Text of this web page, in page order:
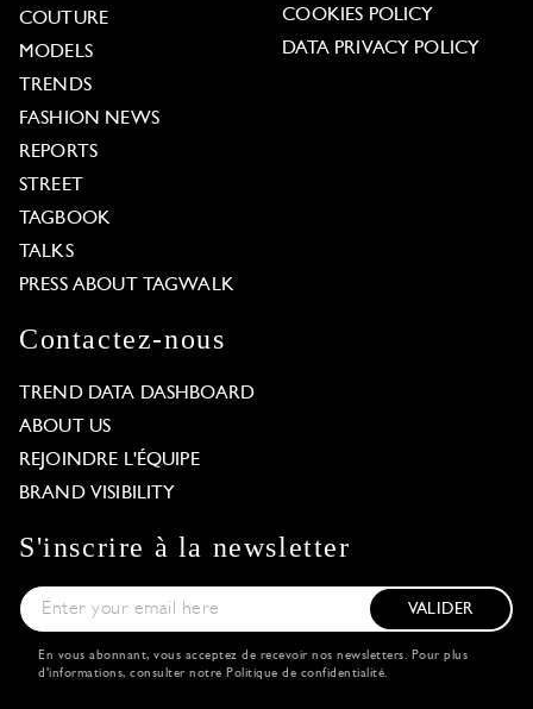
COUTURE
MODELS
TRENDS
FASHION NEWS
REPORTS
STREET
TAGBOOK
TALKS
PRESS ABOUT TAGWALK
COOKIES POLICY
DATA PRIVACY POLICY
Contactez-nous
TREND DATA DASHBOARD
ABOUT US
REJOINDRE L'ÉQUIPE
BRAND VISIBILITY
S'inscrire à la newsletter
VALIDER
En vous abonnant, vous acceptez de recevoir nos newsletters. Pour plus
d'informations, consulter notre Politique de confidentialité.